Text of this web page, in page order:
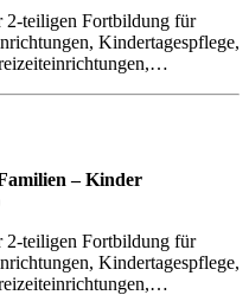
2-teiligen Fortbildung für
Kindertagespflege,
– Kinder
2-teiligen Fortbildung für
Kindertagespflege,